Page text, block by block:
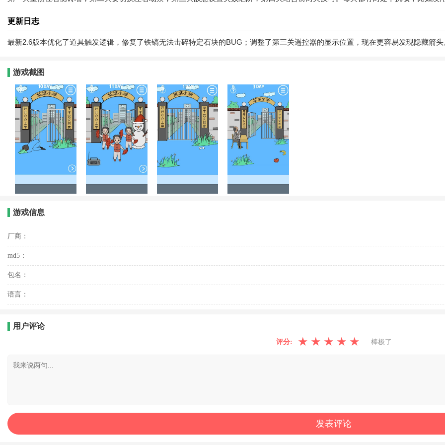
更新日志
最新2.6版本优化了道具触发逻辑，修复了铁镐无法击碎特定石块的BUG；调整了第三关遥控器的显示位置，现在更容易发现隐藏箭头
游戏截图
游戏信息
厂商：
md5：
包名：
语言：
用户评论
评分: ★ ★ ★ ★ ★ 棒极了